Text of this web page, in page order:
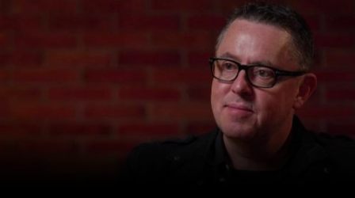
EnergaCAMERIMAGE